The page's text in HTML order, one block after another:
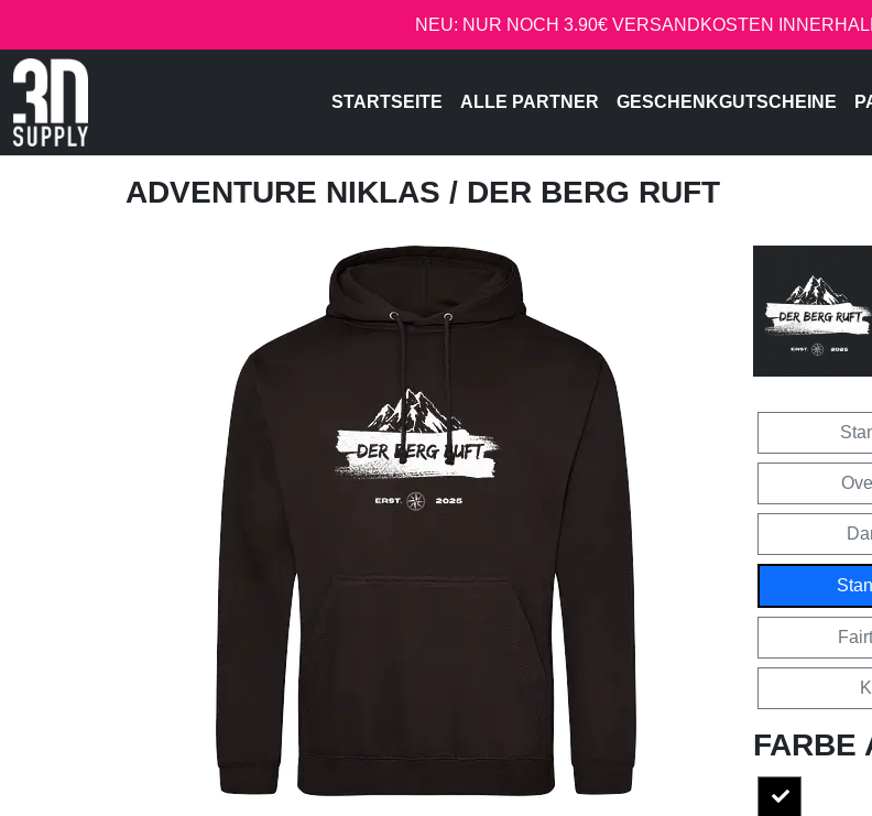
NEU: NUR NOCH 3.90€ VERSANDKOSTEN
STARTSEITE ALLE PARTNER GESCHENKGUTSCHEINE
ADVENTURE NIKLAS / DER BERG RUFT
FARBE